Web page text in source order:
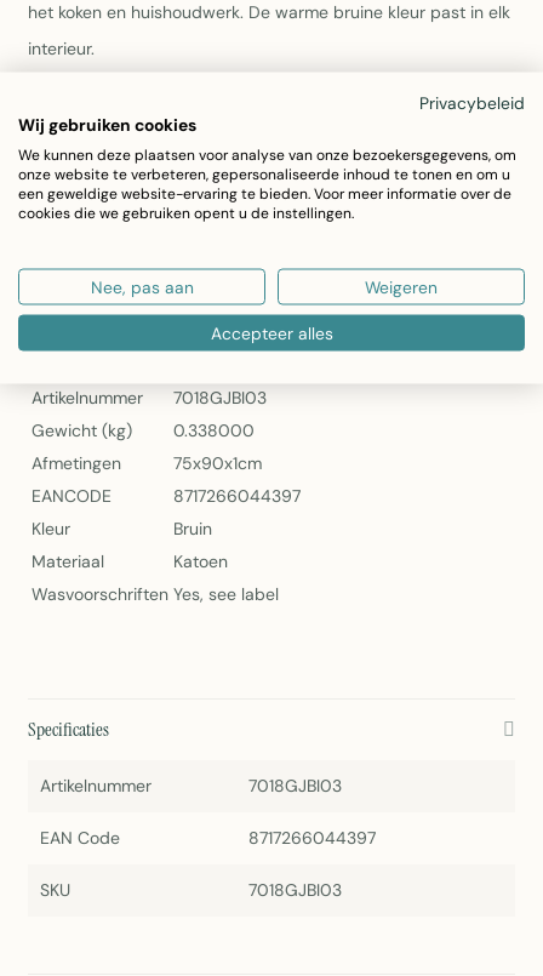
het koken en huishoudwerk. De warme bruine kleur past in elk
interieur.
Materiaal: 100% katoen
Weving: Corduroy
Kleur: Bruin
Gewicht: 338 gram
Linen & More Corduroy Schort Bruin – Praktisch Keukentextiel
Artikelnummer
7018GJBI03
Gewicht (kg)
0.338000
Afmetingen
75x90x1cm
EANCODE
8717266044397
Kleur
Bruin
Materiaal
Katoen
Wasvoorschriften Yes, see label
Specificaties
Artikelnummer 7018GJBI03
EAN Code 8717266044397
SKU 7018GJBI03
Privacybeleid
Wij gebruiken cookies
We kunnen deze plaatsen voor analyse van onze bezoekersgegevens, om
onze website te verbeteren, gepersonaliseerde inhoud te tonen en om u
een geweldige website-ervaring te bieden. Voor meer informatie over de
cookies die we gebruiken opent u de instellingen.
Nee, pas aan Weigeren
Accepteer alles